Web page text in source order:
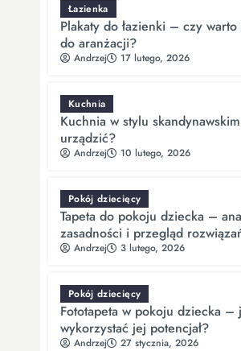
Łazienka
Plakaty do łazienki – czy warto
do aranżacji?
Andrzej 17 lutego, 2026
Kuchnia
Kuchnia w stylu
urządzić?
Andrzej 10 lutego, 2026
Pokój dziecięcy
Tapeta do pokoju dziecka –
zasadności i przegląd
Andrzej 3 lutego, 2026
Pokój dziecięcy
Fototapeta w pokoju dziecka –
wykorzystać jej potencjał?
Andrzej 27 stycznia, 2026